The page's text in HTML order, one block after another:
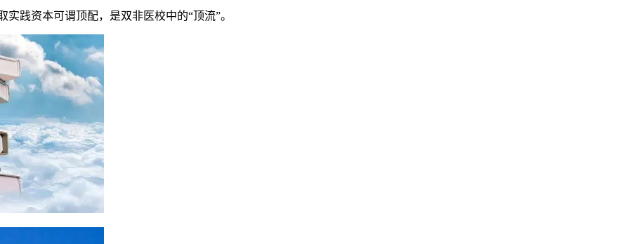
践资本可谓顶配，是双非医校中的“顶流”。